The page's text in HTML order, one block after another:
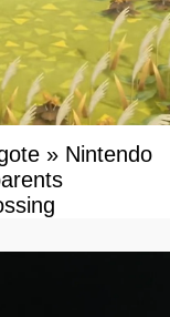
» Nintendo